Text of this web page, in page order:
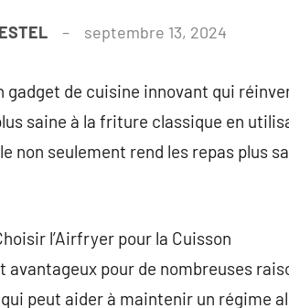
septembre 13, 2024
gadget de cuisine innovant qui
saine à la friture classique en
non seulement rend les repas plus
l’Airfryer pour la Cuisson
avantageux pour de nombreuses
peut aider à maintenir un régime